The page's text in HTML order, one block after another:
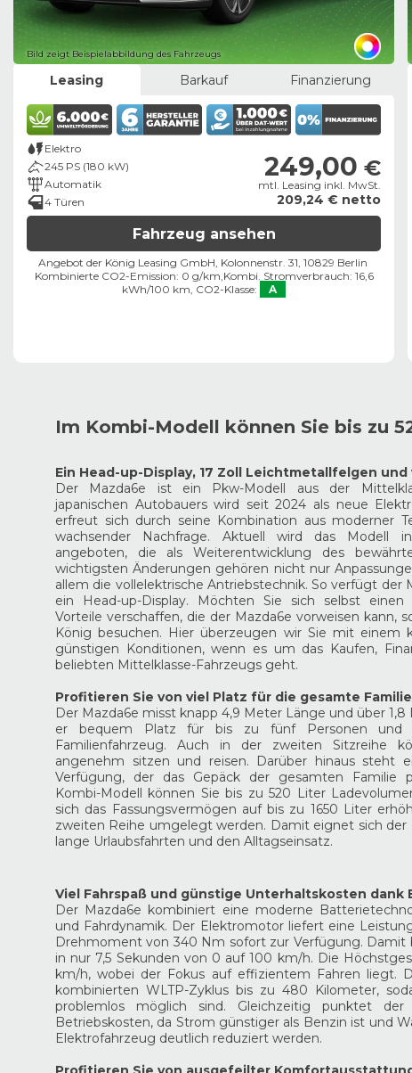
Bild zeigt Beispielabbildung des Fahrzeugs
Leasing Barkauf Finanzierung
Elektro
245 PS (180 kW)
Automatik
4 Türen
249,00 €
mtl. Leasing inkl. MwSt.
209,24 € netto
Fahrzeug ansehen
Angebot der König Leasing GmbH, Kolonnenstr. 31, 10829 Berlin ​
Kombinierte CO2-Emission: 0 g/km,Kombi. Stromverbrauch: 16,6
kWh/100 km, CO2-Klasse: A
Im Kombi-Modell können Sie bis zu
Ein Head-up-Display, 17 Zoll Leichtmetallfelgen und
Der Mazda6e ist ein Pkw-Modell aus der
japanischen Autobauers wird seit 2024 als neue
erfreut sich durch seine Kombination aus moderner
wachsender Nachfrage. Aktuell wird das Modell
angeboten, die als Weiterentwicklung des
wichtigsten Änderungen gehören nicht nur
allem die vollelektrische Antriebstechnik. So verfügt der
ein Head-up-Display. Möchten Sie sich selbst einen
Vorteile verschaffen, die der Mazda6e vorweisen kann,
König besuchen. Hier überzeugen wir Sie mit einem
günstigen Konditionen, wenn es um das Kaufen,
beliebten Mittelklasse-Fahrzeugs geht.
Profitieren Sie von viel Platz für die gesamte Familie
Der Mazda6e misst knapp 4,9 Meter Länge und über
er bequem Platz für bis zu fünf Personen und
Familienfahrzeug. Auch in der zweiten Sitzreihe
angenehm sitzen und reisen. Darüber hinaus steht
Verfügung, der das Gepäck der gesamten Familie
Kombi-Modell können Sie bis zu 520 Liter
sich das Fassungsvermögen auf bis zu 1650 Liter
zweiten Reihe umgelegt werden. Damit eignet sich der
lange Urlaubsfahrten und den Alltagseinsatz.
Viel Fahrspaß und günstige Unterhaltskosten dank
Der Mazda6e kombiniert eine moderne
und Fahrdynamik. Der Elektromotor liefert eine
Drehmoment von 340 Nm sofort zur Verfügung. Damit
in nur 7,5 Sekunden von 0 auf 100 km/h. Die
km/h, wobei der Fokus auf effizientem Fahren liegt.
kombinierten WLTP-Zyklus bis zu 480 Kilometer,
problemlos möglich sind. Gleichzeitig punktet
Betriebskosten, da Strom günstiger als Benzin ist und
Elektrofahrzeug deutlich reduziert werden.